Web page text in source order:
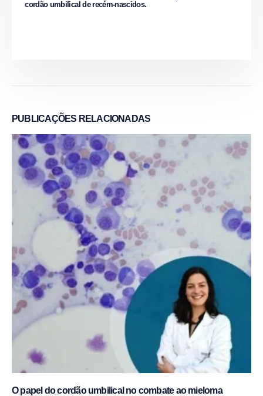
cordão umbilical de recém-nascidos.
PUBLICAÇÕES RELACIONADAS
O papel do cordão umbilical no combate ao mieloma